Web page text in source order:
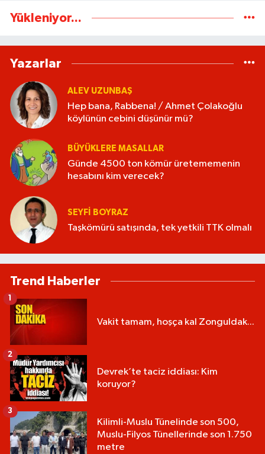
Yükleniyor...
Yazarlar
ALEV UZUNBAŞ
Hep bana, Rabbena! / Ahmet Çolakoğlu
köylünün cebini düşünür mü?
BÜYÜKLERE MASALLAR
Günde 4500 ton kömür üretememenin
hesabını kim verecek?
SEYFI BOYRAZ
Taşkömürü satışında, tek yetkili TTK olmalı
Trend Haberler
Vakit tamam, hoşça kal Zonguldak...
Devrek’te taciz iddiası: Kim
koruyor?
2
Kilimli-Muslu Tünelinde son 500,
Muslu-Filyos Tünellerinde son 1.750
metre
3